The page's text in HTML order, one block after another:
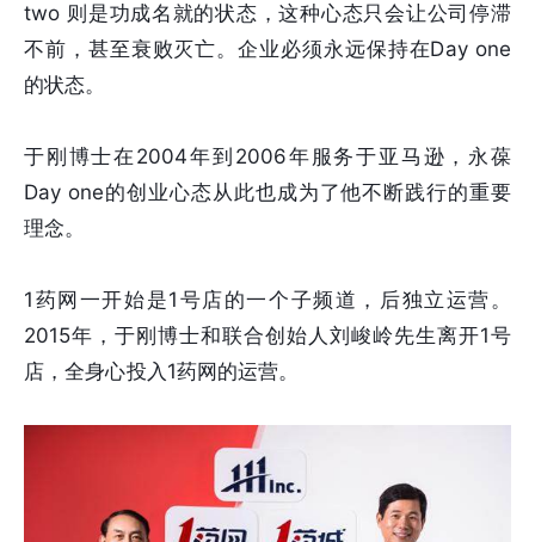
two 则是功成名就的状态，这种心态只会让公司停滞
不前，甚至衰败灭亡。企业必须永远保持在Day one
的状态。
于刚博士在2004年到2006年服务于亚马逊，永葆
Day one的创业心态从此也成为了他不断践行的重要
理念。
1药网一开始是1号店的一个子频道，后独立运营。
2015年，于刚博士和联合创始人刘峻岭先生离开1号
店，全身心投入1药网的运营。